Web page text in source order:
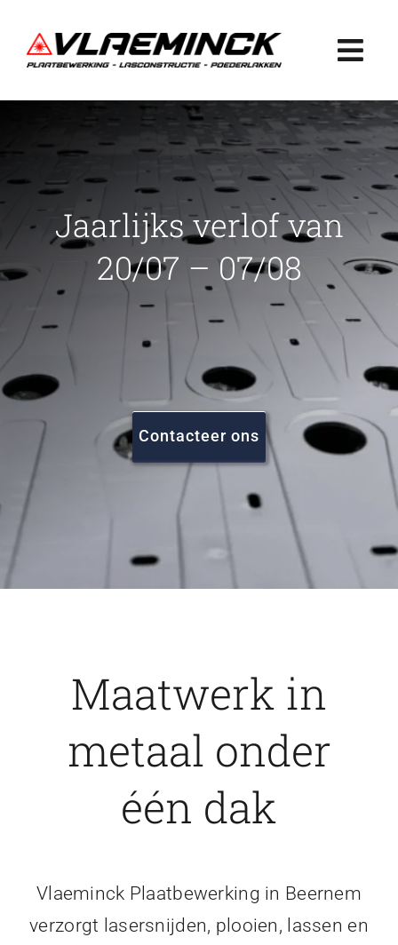
naar
inhoud
Plaatbewerking
Lasconstructie
Poederlakken
Projecten
FAQ
Vacatures
Jaarlijks verlof van
20/07 – 07/08
Contacteer ons
Maatwerk in
metaal onder
één dak
Vlaeminck Plaatbewerking in Beernem
verzorgt lasersnijden, plooien, lassen en